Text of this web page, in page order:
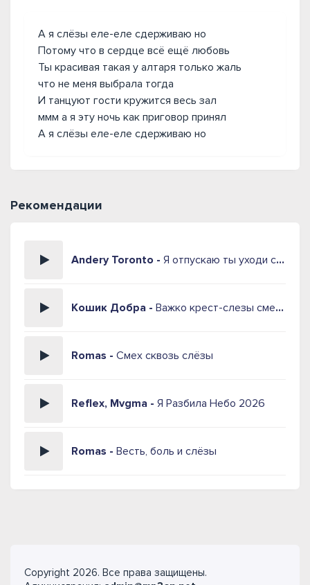
А я слёзы еле-еле сдерживаю но
Потому что в сердце всё ещё любовь
Ты красивая такая у алтаря только жаль
что не меня выбрала тогда
И танцуют гости кружится весь зал
ммм а я эту ночь как приговор принял
А я слёзы еле-еле сдерживаю но
Рекомендации
Andery Toronto - Я отпускаю ты уходи слёзы запомнит прихожая
Кошик Добра - Важко крест-слезы смеяться
Romas - Смех сквозь слёзы
Reflex, Mvgma - Я Разбила Небо 2026
Romas - Весть, боль и слёзы
Copyright 2026. Все права защищены.